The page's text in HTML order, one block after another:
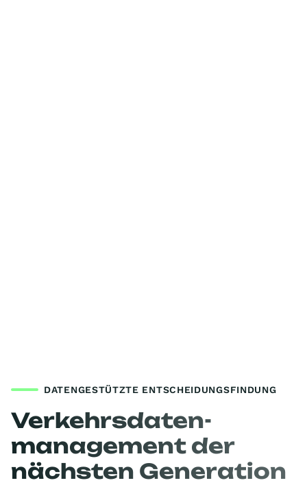
DATENGESTÜTZTE ENTSCHEIDUNGSFINDUNG
Verkehrsdaten-
management der
nächsten Generation